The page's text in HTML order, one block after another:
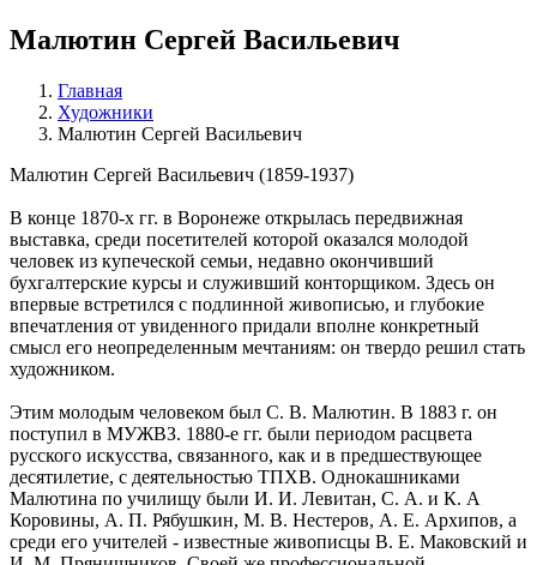
Малютин Сергей Васильевич
Главная
Художники
Малютин Сергей Васильевич
Малютин Сергей Васильевич (1859-1937)
В конце 1870-х гг. в Воронеже открылась передвижная
выставка, среди посетителей которой оказался молодой
человек из купеческой семьи, недавно окончивший
бухгалтерские курсы и служивший конторщиком. Здесь он
впервые встретился с подлинной живописью, и глубокие
впечатления от увиденного придали вполне конкретный
смысл его неопределенным мечтаниям: он твердо решил стать
художником.
Этим молодым человеком был С. В. Малютин. В 1883 г. он
поступил в МУЖВЗ. 1880-е гг. были периодом расцвета
русского искусства, связанного, как и в предшествующее
десятилетие, с деятельностью ТПХВ. Однокашниками
Малютина по училищу были И. И. Левитан, С. А. и К. А
Коровины, А. П. Рябушкин, М. В. Нестеров, А. Е. Архипов, а
среди его учителей - известные живописцы В. Е. Маковский и